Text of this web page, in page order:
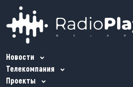
Новости
Телекомпания
Проекты